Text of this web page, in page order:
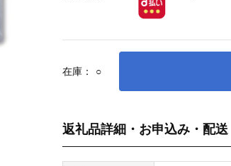
在庫： ○
返礼品詳細・お申込み・配送